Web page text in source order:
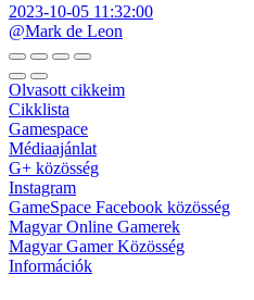
2023-10-05 11:32:00
@Mark de Leon
Olvasott cikkeim
Cikklista
Gamespace
Médiaajánlat
G+ közösség
Instagram
GameSpace Facebook közösség
Magyar Online Gamerek
Magyar Gamer Közösség
Információk